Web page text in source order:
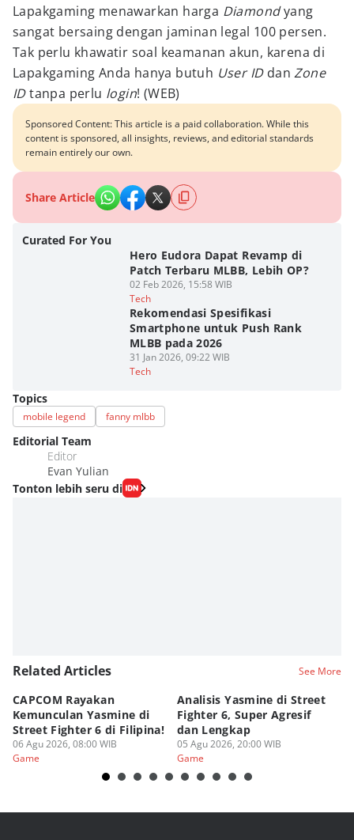
Lapakgaming menawarkan harga Diamondyang
sangat bersaing dengan jaminan legal 100 persen.
Tak perlu khawatir soal keamanan akun, karena di
Lapakgaming Anda hanya butuh User IDdanZone
IDtanpa perlu login! (WEB)
Sponsored Content: This article is a paid collaboration. While this
content is sponsored, all insights, reviews, and editorial standards
remain entirely our own.
Share Article
Curated For You
Hero Eudora Dapat Revamp di
Patch Terbaru MLBB, Lebih OP?
02 Feb 2026, 15:58 WIB
Tech
Rekomendasi Spesifikasi
Smartphone untuk Push Rank
MLBB pada 2026
31 Jan 2026, 09:22 WIB
Tech
Topics
mobile legend fanny mlbb
Editorial Team
Editor
Evan Yulian
Tonton lebih seru di
Related Articles See More
CAPCOM Rayakan
Kemunculan Yasmine di
Street Fighter 6 di Filipina!
06 Agu 2026, 08:00 WIB
Game
Analisis Yasmine di Street
Fighter 6, Super Agresif
dan Lengkap
05 Agu 2026, 20:00 WIB
Game